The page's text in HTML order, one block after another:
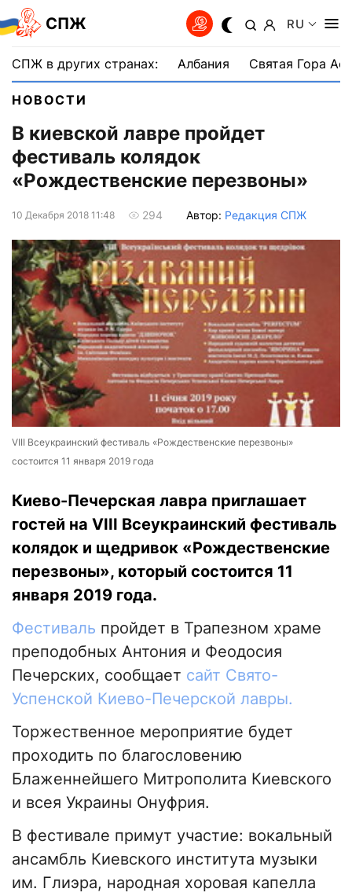
СПЖ RU
СПЖ в других странах: Албания Святая Гора
НОВОСТИ
В киевской лавре пройдет
фестиваль колядок
«Рождественские перезвоны»
10 Декабря 2018 11:48 294 Автор: Редакция СПЖ
VIII Всеукраинский фестиваль «Рождественские перезвоны»
состоится 11 января 2019 года
Киево-Печерская лавра приглашает
гостей на VIII Всеукраинский фестиваль
колядок и щедривок «Рождественские
перезвоны», который состоится 11
января 2019 года.
Фестиваль пройдет в Трапезном храме
преподобных Антония и Феодосия
Печерских, сообщает сайт Свято-
Успенской Киево-Печерской лавры.
Торжественное мероприятие будет
проходить по благословению
Блаженнейшего Митрополита Киевского
и всея Украины Онуфрия.
В фестивале примут участие: вокальный
ансамбль Киевского института музыки
им. Глиэра, народная хоровая капелла